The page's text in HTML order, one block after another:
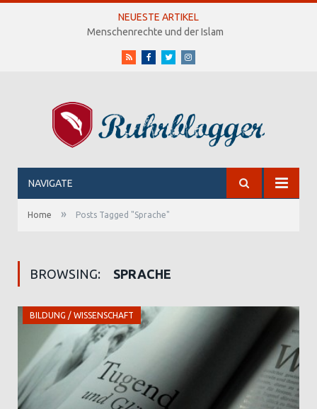
NEUESTE ARTIKEL
Menschenrechte und der Islam
RSS FacebookTwitterInstagram
NAVIGATE
Home » Posts Tagged "Sprache"
BROWSING: SPRACHE
BILDUNG / WISSENSCHAFT